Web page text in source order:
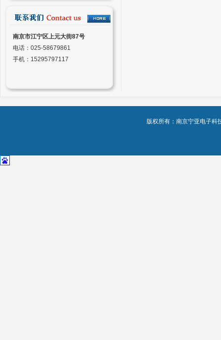
南京市江宁区上元大街87号
电话：025-58679861
手机：15295797117
版权所有：南京宁亚电子